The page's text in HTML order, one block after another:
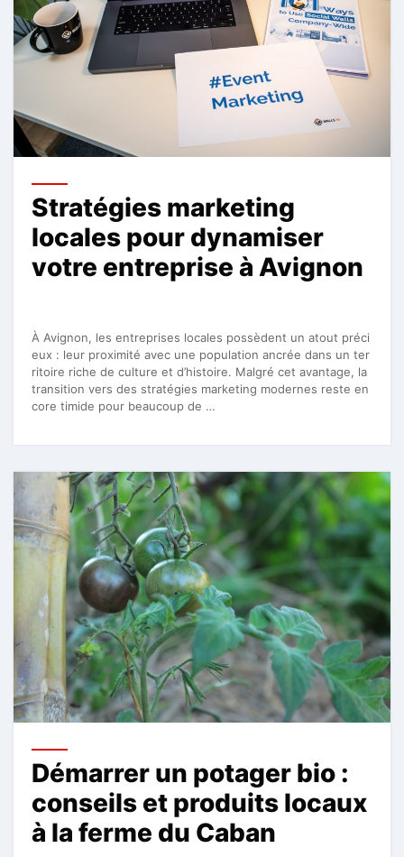
Stratégies marketing
locales pour dynamiser
votre entreprise à Avignon
À Avignon, les entreprises locales possèdent un atout préci
eux : leur proximité avec une population ancrée dans un ter
ritoire riche de culture et d’histoire. Malgré cet avantage, la
transition vers des stratégies marketing modernes reste en
core timide pour beaucoup de …
Démarrer un potager bio :
conseils et produits locaux
à la ferme du Caban